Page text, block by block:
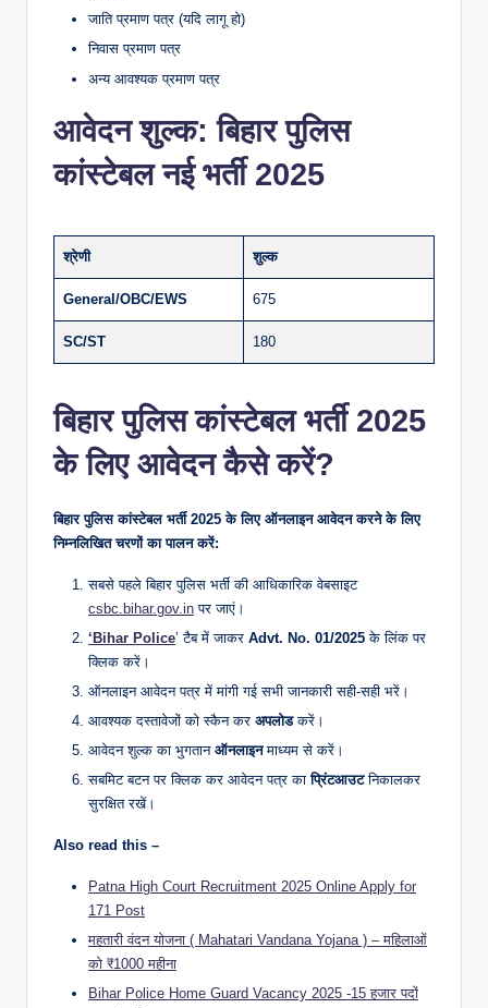
जाति प्रमाण पत्र (यदि लागू हो)
निवास प्रमाण पत्र
अन्य आवश्यक प्रमाण पत्र
आवेदन शुल्क: बिहार पुलिस
कांस्टेबल नई भर्ती 2025
श्रेणी शुल्क
General/OBC/EWS 675
SC/ST 180
बिहार पुलिस कांस्टेबल भर्ती 2025
के लिए आवेदन कैसे करें?
बिहार पुलिस कांस्टेबल भर्ती 2025 के लिए ऑनलाइन आवेदन करने के लिए
निम्नलिखित चरणों का पालन करें:
सबसे पहले बिहार पुलिस भर्ती की आधिकारिक वेबसाइट
csbc.bihar.gov.in पर जाएं।
‘Bihar Police’ टैब में जाकर Advt. No. 01/2025के लिंक पर
क्लिक करें।
ऑनलाइन आवेदन पत्र में मांगी गई सभी जानकारी सही-सही भरें।
आवश्यक दस्तावेजों को स्कैन कर अपलोडकरें।
आवेदन शुल्क का भुगतान ऑनलाइनमाध्यम से करें।
सबमिट बटन पर क्लिक कर आवेदन पत्र काप्रिंटआउटनिकालकर
सुरक्षित रखें।
Also read this –
Patna High Court Recruitment 2025 Online Apply for
171 Post
महतारी वंदन योजना ( Mahatari Vandana Yojana ) – महिलाओं
को ₹1000 महीना
Bihar Police Home Guard Vacancy 2025 -15 हजार पदों